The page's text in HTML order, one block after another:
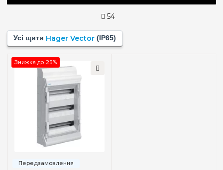
Зовнішній(1)
Кількість модулів
(+1)
(+1)
54
Усі щити Hager Vector (IP65)
Знижка до 25%